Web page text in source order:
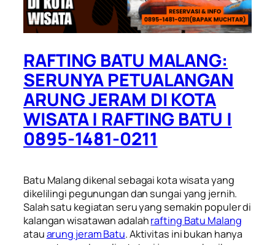
RAFTING BATU MALANG:
SERUNYA PETUALANGAN
ARUNG JERAM DI KOTA
WISATA | RAFTING BATU |
0895-1481-0211
Batu Malang dikenal sebagai kota wisata yang
dikelilingi pegunungan dan sungai yang jernih.
Salah satu kegiatan seru yang semakin populer di
kalangan wisatawan adalahrafting Batu Malang
atauarung jeram Batu. Aktivitas ini bukan hanya